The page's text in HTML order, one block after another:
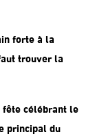
forte à la
trouver la
fête célébrant le
principal du